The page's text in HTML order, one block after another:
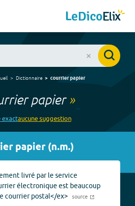
Dictionnaire courrier papier
papier»
exactaucunesuggestion
papier(n.m.)
livré par le service
électronique est beaucoup
courrier postal</ex>
source